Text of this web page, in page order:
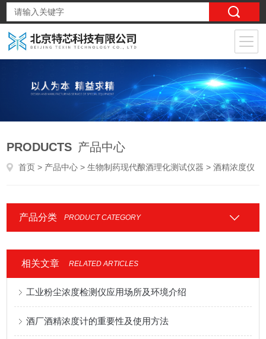
PRODUCTS 产品中心
首页 > 产品中心 >生物制药现代酿酒理化测试仪器 > 酒精浓度仪
产品分类 PRODUCT CATEGORY
相关文章 RELATED ARTICLES
工业粉尘浓度检测仪应用场所及环境介绍
酒厂酒精浓度计的重要性及使用方法